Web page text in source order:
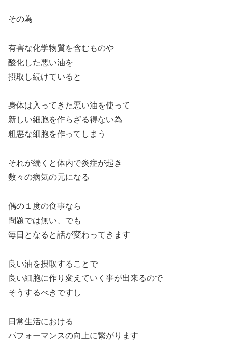
その為
有害な化学物質を含むものや
酸化した悪い油を
摂取し続けていると
身体は入ってきた悪い油を使って
新しい細胞を作らざる得ない為
粗悪な細胞を作ってしまう
それが続くと体内で炎症が起き
数々の病気の元になる
偶の１度の食事なら
問題では無い、でも
毎日となると話が変わってきます
良い油を摂取することで
良い細胞に作り変えていく事が出来るので
そうするべきですし
日常生活における
パフォーマンスの向上に繋がります